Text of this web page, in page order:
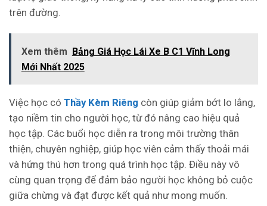
trên đường.
Xem thêm Bảng Giá Học Lái Xe B C1 Vĩnh Long
Mới Nhất 2025
Việc học có Thầy Kèm Riêng còn giúp giảm bớt lo lắng,
tạo niềm tin cho người học, từ đó nâng cao hiệu quả
học tập. Các buổi học diễn ra trong môi trường thân
thiện, chuyên nghiệp, giúp học viên cảm thấy thoải mái
và hứng thú hơn trong quá trình học tập. Điều này vô
cùng quan trọng để đảm bảo người học không bỏ cuộc
giữa chừng và đạt được kết quả như mong muốn.